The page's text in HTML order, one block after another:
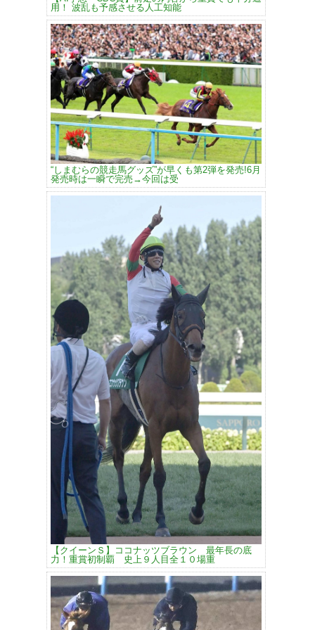
用！ 波乱も予感させる人工知能
“しまむらの競走馬グッズ”が早くも第2弾を発売!6月
発売時は一瞬で完売→今回は受
【クイーンＳ】ココナッツブラウン 最年長の底
力！重賞初制覇 史上９人目全１０場重